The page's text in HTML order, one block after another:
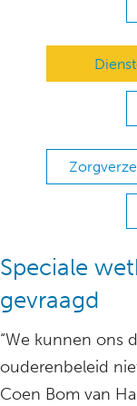
Speciale
gevraagd
“We kunnen ons
ouderenbeleid
Coen Bom van